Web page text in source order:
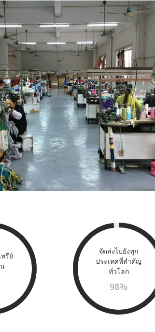
รีย์
จัดส่งไปยังทุก
ประเทศที่สำคัญ
ทั่วโลก
98%